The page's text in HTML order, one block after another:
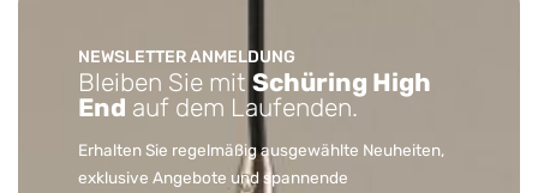
NEWSLETTER ANMELDUNG
Bleiben Sie mit Schüring High
End auf dem Laufenden.
Erhalten Sie regelmäßig ausgewählte Neuheiten,
exklusive Angebote und spannende